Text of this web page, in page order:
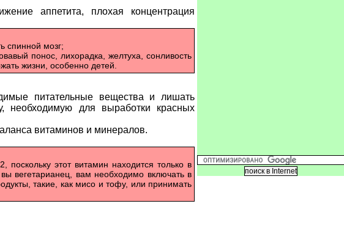
аппетита, плохая концентрация
спинной мозг;
понос, лихорадка, желтуха, сонливость
жизни, особенно детей.
питательные вещества и лишать
необходимую для выработки красных
витаминов и минералов.
этот витамин находится только в
вегетарианец, вам необходимо включать в
такие, как мисо и тофу, или принимать